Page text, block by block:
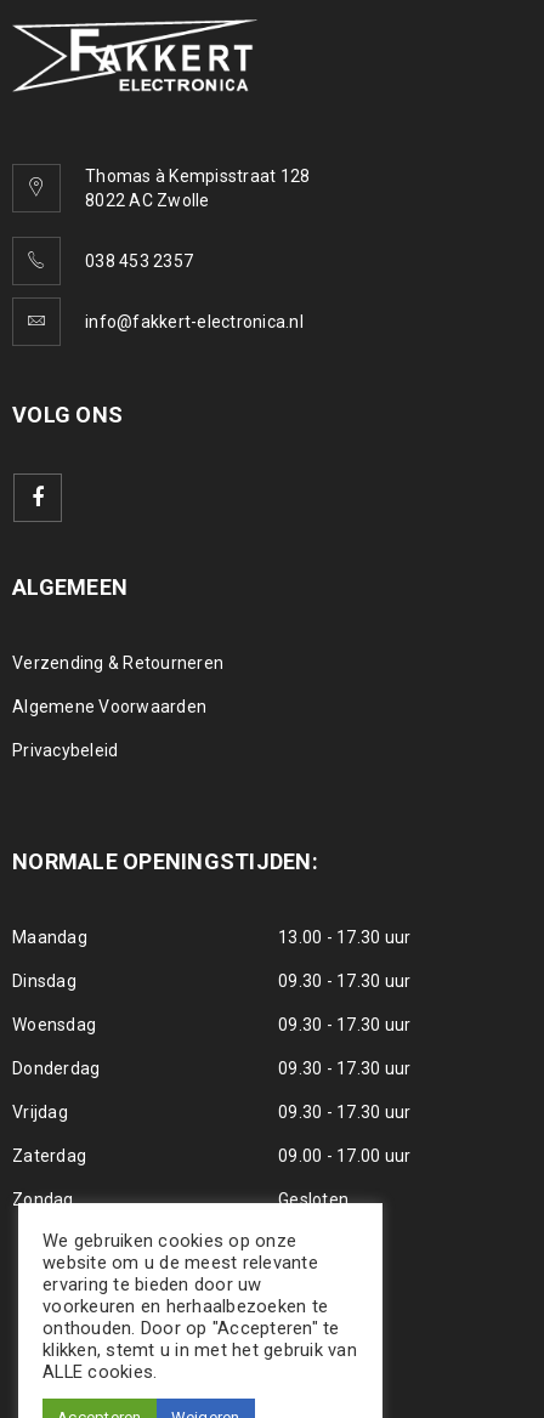
Thomas à Kempisstraat 128
8022 AC Zwolle
038 453 2357
info@fakkert-electronica.nl
VOLG ONS
ALGEMEEN
Verzending & Retourneren
Algemene Voorwaarden
Privacybeleid
NORMALE OPENINGSTIJDEN:
Maandag 13.00 - 17.30 uur
Dinsdag 09.30 - 17.30 uur
Woensdag 09.30 - 17.30 uur
Donderdag 09.30 - 17.30 uur
Vrijdag 09.30 - 17.30 uur
Zaterdag 09.00 - 17.00 uur
Zondag Gesloten
We gebruiken cookies op onze
website om u de meest relevante
ervaring te bieden door uw
voorkeuren en herhaalbezoeken te
onthouden. Door op "Accepteren" te
klikken, stemt u in met het gebruik van
ALLE cookies.